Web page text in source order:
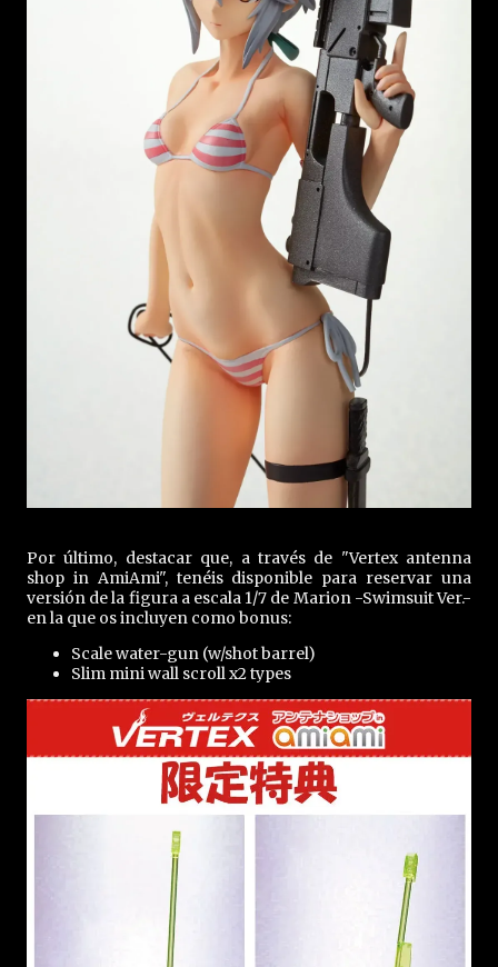
Por último, destacar que, a través de "Vertex antenna
shop in AmiAmi", tenéis disponible para reservar una
versión de la figura a escala 1/7 de Marion -Swimsuit Ver.-
en la que os incluyen como bonus:
Scale water-gun (w/shot barrel)
Slim mini wall scroll x2 types